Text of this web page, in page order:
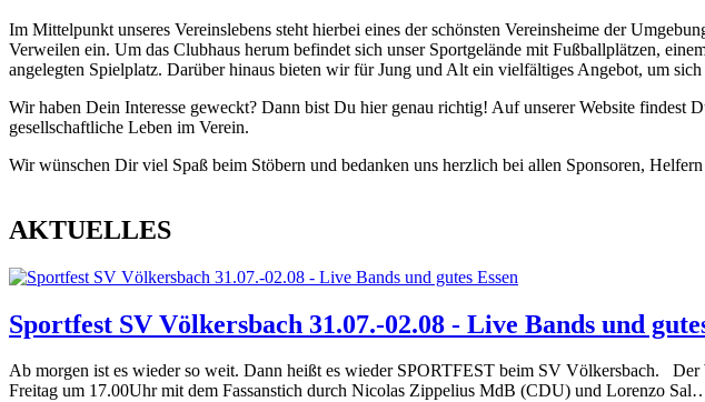
Im Mittelpunkt unseres Vereinslebens steht hierbei eines der schönsten Vereinsheime der
Verweilen ein. Um das Clubhaus herum befindet sich unser Sportgelände mit Fußballplätzen,
angelegten Spielplatz. Darüber hinaus bieten wir für Jung und Alt ein vielfältiges Angebot, um
Wir haben Dein Interesse geweckt? Dann bist Du hier genau richtig! Auf unserer Website findest
gesellschaftliche Leben im Verein.
Wir wünschen Dir viel Spaß beim Stöbern und bedanken uns herzlich bei allen Sponsoren,
AKTUELLES
Sportfest SV Völkersbach 31.07.-02.08 - Live Bands und
Ab morgen ist es wieder so weit. Dann heißt es wieder SPORTFEST beim SV Völkersbach. Der
Freitag um 17.00Uhr mit dem Fassanstich durch Nicolas Zippelius MdB (CDU) und Lorenzo